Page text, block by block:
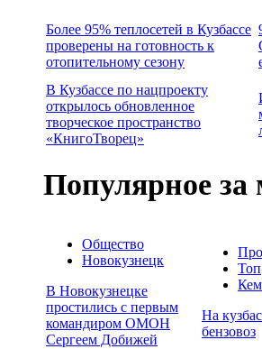
Более 95% теплосетей в Кузбассе
проверены на готовность к
отопительному сезону
В Кузбассе по нацпроекту
открылось обновленное
творческое пространство
«КнигоТворец»
Популярное за
Общество
Новокузнецк
В Новокузнецке
простились с первым
командиром ОМОН
Сергеем Добижей
Топ
На
бензовоз